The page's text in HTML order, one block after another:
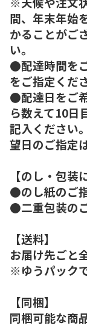
間、年末年始
かることがご
い。
●配達時間を
をご指定くだ
●配達日をご
ら数えて10日
記入ください
望日のご指定
【のし・包装
●のし紙のご
●二重包装の
【送料】
お届け先ごと
※ゆうパック
【同梱】
同梱可能な商